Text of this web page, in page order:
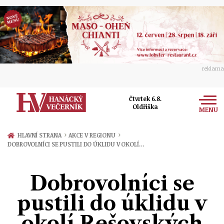
reklama
Čtvrtek 6.8.
Oldřiška
MENU
Zprávy
Prostějov
Přerov
Politika
Ekonomika
Kultura
Hudba
Společnost
Ženy
Sport
HLAVNÍ STRANA › AKCE V REGIONU ›
DOBROVOLNÍCI SE PUSTILI DO ÚKLIDU V OKOLÍ…
Dobrovolníci se
pustili do úklidu v